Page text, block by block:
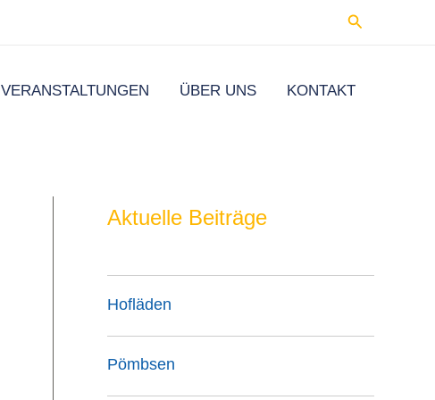
Suchen
VERANSTALTUNGEN ÜBER UNS KONTAKT
Aktuelle Beiträge
Hofläden
Pömbsen